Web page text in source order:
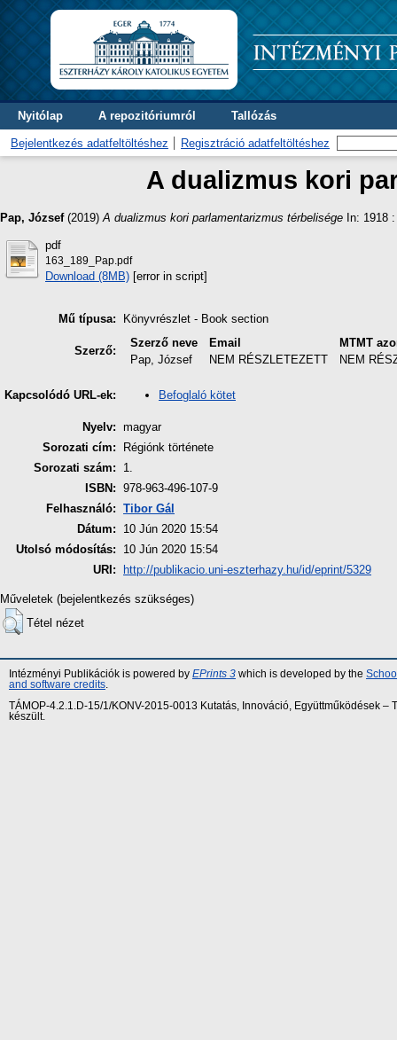
Nyitólap A repozitóriumról Tallózás
Bejelentkezés adatfeltöltéshez Regisztráció adatfeltöltéshez
A dualizmus kori
Pap, József(2019) A dualizmus kori parlamentarizmus térbelisége In: 1918
pdf
163_189_Pap.pdf
Download (8MB) [error in script]
Mű típusa: Könyvrészlet - Book section
Szerző:
Szerző neve Email
MTMT
Pap, József
NEM RÉSZLETEZETT NEM
Kapcsolódó URL-ek: Befoglaló kötet
Nyelv: magyar
Sorozati cím:
Régiónk története
Sorozati szám:
1.
ISBN: 978-963-496-107-9
Felhasználó: Tibor Gál
Dátum:
10 Jún 2020 15:54
Utolsó módosítás:
10 Jún 2020 15:54
URI:
http://publikacio.uni-eszterhazy.hu/id/eprint/5329
Műveletek (bejelentkezés szükséges)
Tétel nézet
Intézményi Publikációk is powered by EPrints 3 which is developed by the
and software credits
TÁMOP-4.2.1.D-15/1/KONV-2015-0013 Kutatás, Innováció, Együttműködések
készült.